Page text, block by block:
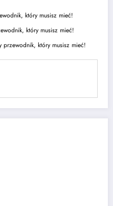
który musisz mieć!
który musisz mieć!
który musisz mieć!